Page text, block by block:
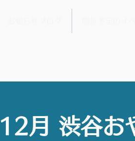
12月 渋谷お